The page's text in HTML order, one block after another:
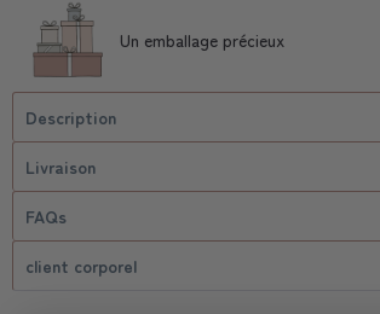
Un emballage précieux
Description
Livraison
FAQs
client corporel